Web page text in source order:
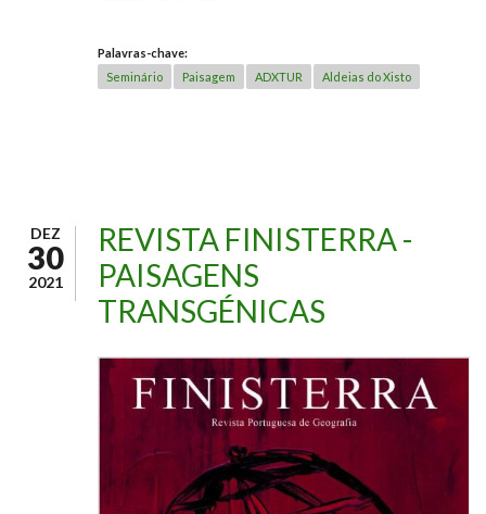
Palavras-chave:
Seminário
Paisagem ADXTUR Aldeias do Xisto
DEZ
30
2021
REVISTA FINISTERRA -
PAISAGENS
TRANSGÉNICAS